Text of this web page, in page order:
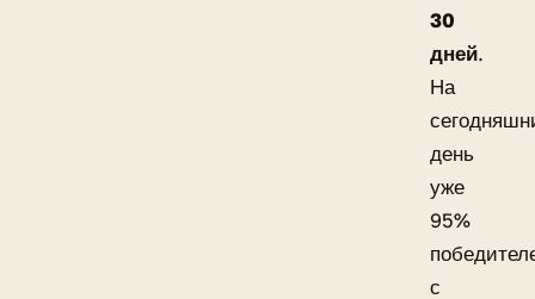
30
дней.
На
день
уже
95%
с